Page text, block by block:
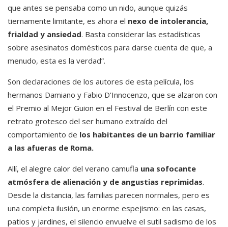
que antes se pensaba como un nido, aunque quizás
tiernamente limitante, es ahora el nexo de intolerancia,
frialdad y ansiedad. Basta considerar las estadísticas
sobre asesinatos domésticos para darse cuenta de que, a
menudo, esta es la verdad”.
Son declaraciones de los autores de esta película, los
hermanos Damiano y Fabio D’Innocenzo, que se alzaron con
el Premio al Mejor Guion en el Festival de Berlín con este
retrato grotesco del ser humano extraído del
comportamiento de los habitantes de un barrio familiar
a las afueras de Roma.
Allí, el alegre calor del verano camufla una sofocante
atmósfera de alienación y de angustias reprimidas.
Desde la distancia, las familias parecen normales, pero es
una completa ilusión, un enorme espejismo: en las casas,
patios y jardines, el silencio envuelve el sutil sadismo de los